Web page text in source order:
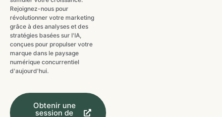
Rejoignez-nous pour
révolutionner votre marketing
grâce à des analyses et des
stratégies basées sur l'IA,
conçues pour propulser votre
marque dans le paysage
numérique concurrentiel
d'aujourd'hui.
Obtenir une
session de